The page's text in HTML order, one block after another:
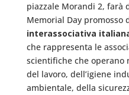
piazzale Morandi 2, farà
Memorial Day promosso
interassociativa
che rappresenta le
scientifiche che operano
del lavoro, dell’igiene
ambientale, della